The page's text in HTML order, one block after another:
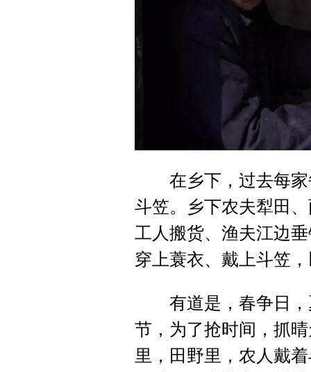
在乡下，过去每家
斗笠。乡下农夫犁田
工人搬货、渔夫江边
穿上蓑衣、戴上斗笠
有道是，春争日，
节，为了抢时间，抓
里，田野里，农人戴